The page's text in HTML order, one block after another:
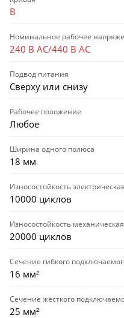
B
Номинальное рабочее
240 В AC/440 В AC
Подвод питания
Сверху или снизу
Рабочее положение
Любое
Ширина одного полюса
18 мм
Износостойкость электрическая
10000 циклов
Износостойкость механическая
20000 циклов
Сечение гибкого
16 мм²
Сечение жёсткого
25 мм²